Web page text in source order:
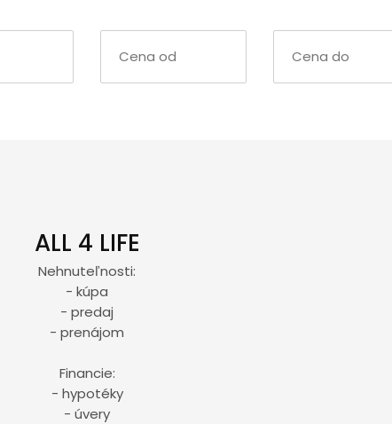
ALL 4 LIFE
Nehnuteľnosti:
- kúpa
- predaj
- prenájom
Financie:
- hypotéky
- úvery